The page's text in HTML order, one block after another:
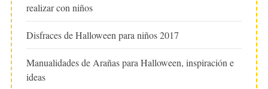
realizar con niños
Disfraces de Halloween para niños 2017
Manualidades de Arañas para Halloween, inspiración e
ideas